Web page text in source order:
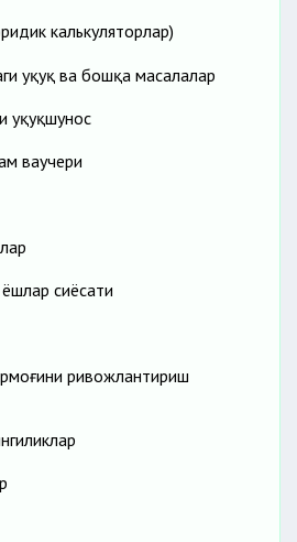
калькуляторлар)
ҳуқуқ ва бошқа масалалар
ҳуқуқшунос
ваучери
ёшлар сиёсати
ривожлантириш